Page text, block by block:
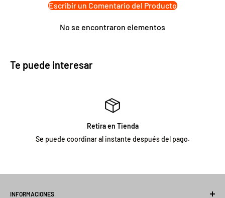
• Color: Blanco
• Medidas del empaque: 50x15x5 cm
• Garantía: Legal de 6 meses
Escribir un Comentario del Producto
No se encontraron elementos
Te puede interesar
Retira en Tienda
Se puede coordinar al instante después del pago.
INFORMACIONES